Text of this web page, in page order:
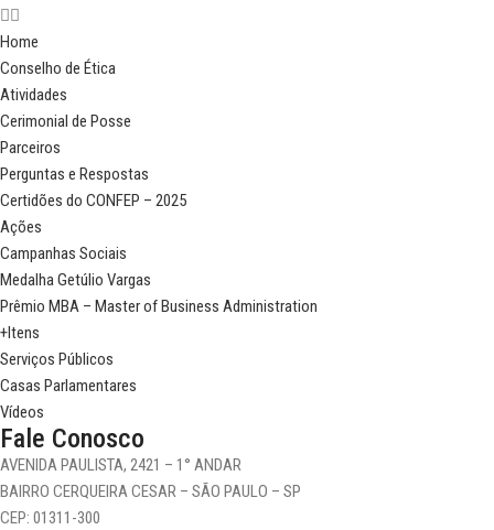
Home
Conselho de Ética
Atividades
Cerimonial de Posse
Parceiros
Perguntas e Respostas
Certidões do CONFEP – 2025
Ações
Campanhas Sociais
Medalha Getúlio Vargas
Prêmio MBA – Master of Business Administration
+Itens
Serviços Públicos
Casas Parlamentares
Vídeos
Fale Conosco
AVENIDA PAULISTA, 2421 – 1° ANDAR
BAIRRO CERQUEIRA CESAR – SÃO PAULO – SP
CEP: 01311-300